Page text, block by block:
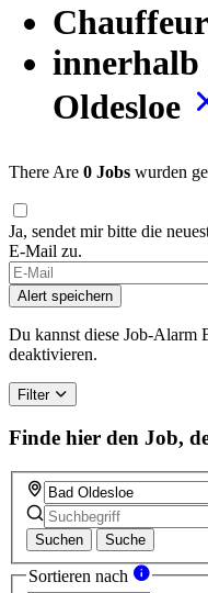
Chauffeur
innerhalb
Oldesloe
There Are 0 Jobs wurden
Ja, sendet mir bitte die
E-Mail zu.
If
you
are
a
human,
this
field
Alert speichern
Du kannst diese Job-Alarm
deaktivieren.
Filter
Finde hier den Job,
Suchen Suche
Sortieren nach